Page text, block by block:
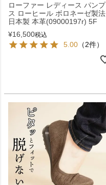
ローファー レディース パンプ
ス ローヒール ボロネーゼ製法
日本製 本革(09000197r) 5F
¥16,500税込
5.00 （2件）